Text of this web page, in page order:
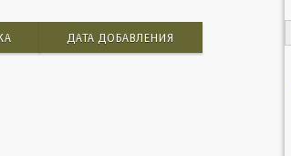
ДАТА ДОБАВЛЕНИЯ